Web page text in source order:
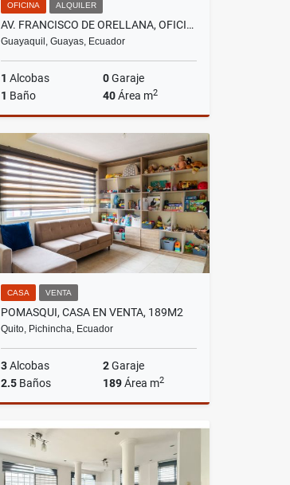
OFICINA ALQUILER
AV. FRANCISCO DE ORELLANA, OFICINAS COMERCIAL EN RENTA, 40M2
Guayaquil, Guayas, Ecuador
1 Alcobas 0Garaje
1 Baño 40Área m2
Alquiler
US$400
CASA VENTA
POMASQUI, CASA EN VENTA, 189M2
Quito, Pichincha, Ecuador
3Alcobas 2Garaje
2.5 Baños 189Área m2
Venta
US$97,000